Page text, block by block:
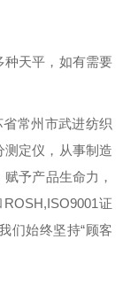
种天平，如有需要
常州市武进纺织
测定仪，从事制造
予产品生命力，
证
们始终坚持“顾客